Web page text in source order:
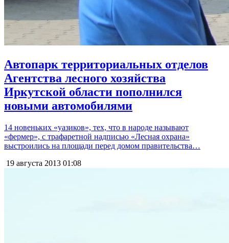
Автопарк территориальных отделов
Агентства лесного хозяйства
Иркутской области пополнился
новыми автомобилями
14 новеньких «уазиков», тех, что в народе называют
«фермер», с трафаретной надписью «Лесная охрана»
выстроились на площади перед домом правительства…
19 августа 2013 01:08